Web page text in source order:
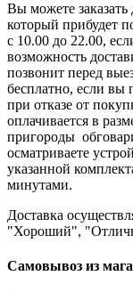
Вы можете
который прибудет
с 10.00 до 22.00,
возможность
позвонит перед
бесплатно, если вы
при отказе от
оплачивается в
пригороды
осматриваете
указанной
минутами.
Доставка
"Хороший",
Самовывоз из